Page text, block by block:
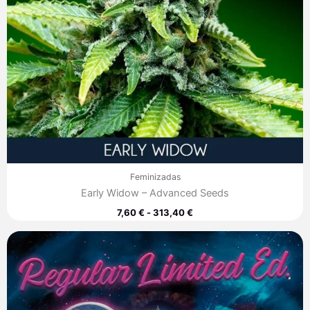
Feminizadas
Early Widow – Advanced Seeds
7,60€-313,40€